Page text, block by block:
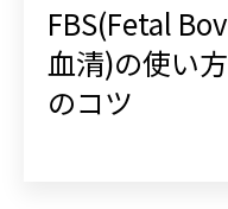
FBS(Fetal
血清)の使い
のコツ